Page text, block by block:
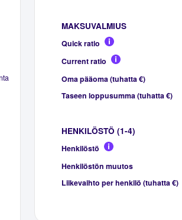
MAKSUVALMIUS
Quick ratio
Current ratio
Oma pääoma (tuhatta €)
Taseen loppusumma (tuhatta €)
HENKILÖSTÖ (1-4)
Henkilöstö
Henkilöstön muutos
Liikevaihto per henkilö (tuhatta €)